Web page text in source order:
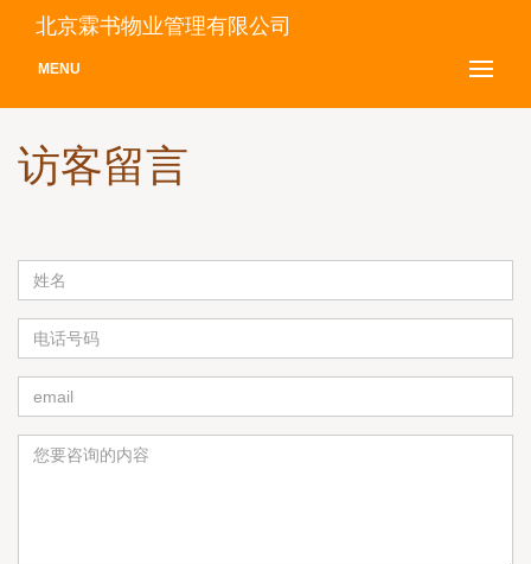
北京霖书物业管理有限公司
MENU
访客留言